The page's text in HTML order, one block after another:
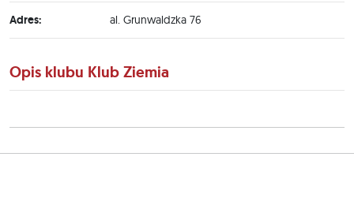
Adres: al. Grunwaldzka 76
Opis klubu Klub Ziemia